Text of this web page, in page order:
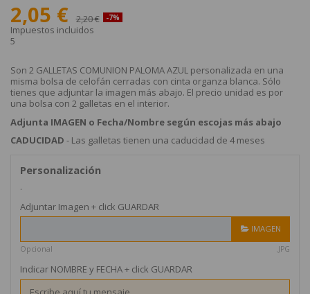
2,05 € 2,20 € -7%
Impuestos incluidos
5
Son 2 GALLETAS COMUNION PALOMA AZUL personalizada en una
misma bolsa de celofán cerradas con cinta organza blanca. Sólo
tienes que adjuntar la imagen más abajo. El precio unidad es por
una bolsa con 2 galletas en el interior.
Adjunta IMAGEN o Fecha/Nombre según escojas más abajo
CADUCIDAD - Las galletas tienen una caducidad de 4 meses
Personalización
.
Adjuntar Imagen + click GUARDAR
IMAGEN
Opcional .JPG
Indicar NOMBRE y FECHA + click GUARDAR